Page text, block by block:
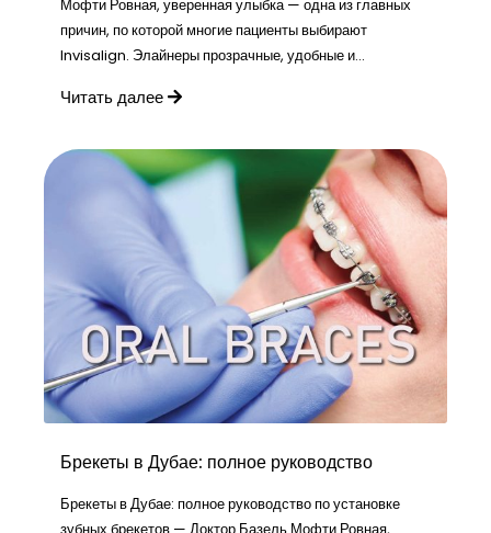
Мофти Ровная, уверенная улыбка — одна из главных
причин, по которой многие пациенты выбирают
Invisalign. Элайнеры прозрачные, удобные и...
Читать далее
Брекеты в Дубае: полное руководство
Брекеты в Дубае: полное руководство по установке